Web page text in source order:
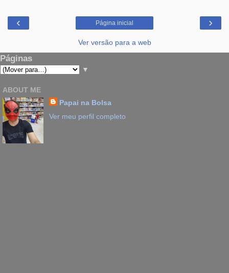
‹ ›
Página inicial
Ver versão para a web
Páginas
▼
ABOUT ME
Papai na Bolsa
Ver meu perfil completo